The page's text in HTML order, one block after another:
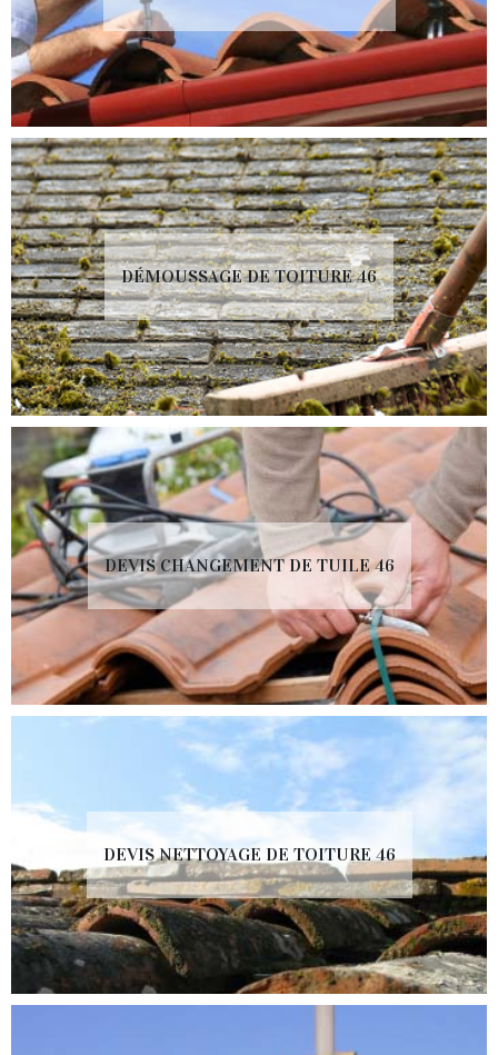
DÉMOUSSAGE DE TOITURE 46
DEVIS CHANGEMENT DE TUILE 46
DEVIS NETTOYAGE DE TOITURE 46